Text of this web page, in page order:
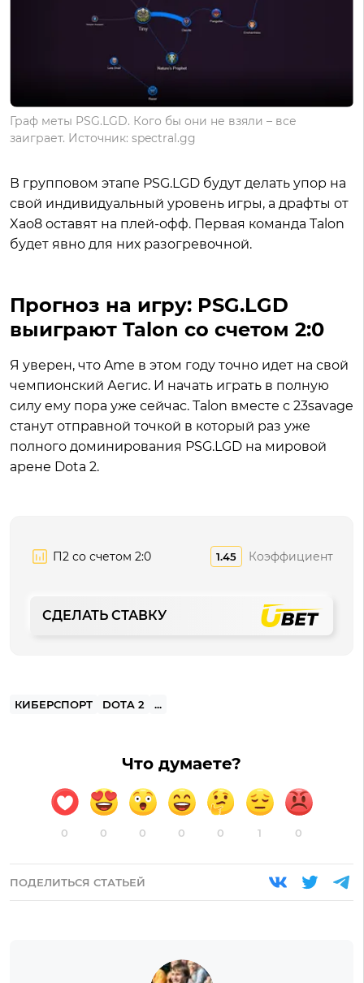
Граф меты PSG.LGD. Кого бы они не взяли – все
заиграет. Источник: spectral.gg
В групповом этапе PSG.LGD будут делать упор на
свой индивидуальный уровень игры, а драфты от
Xao8 оставят на плей-офф. Первая команда Talon
будет явно для них разогревочной.
Прогноз на игру: PSG.LGD
выиграют Talon со счетом 2:0
Я уверен, что Ame в этом году точно идет на свой
чемпионский Аегис. И начать играть в полную
силу ему пора уже сейчас. Talon вместе с 23savage
станут отправной точкой в который раз уже
полного доминирования PSG.LGD на мировой
арене Dota 2.
П2 со счетом 2:0 1.45 Коэффициент
СДЕЛАТЬ СТАВКУ
КИБЕРСПОРТ DOTA 2 ...
Что думаете?
0 0 0 0 0 1 0
ПОДЕЛИТЬСЯ СТАТЬЕЙ